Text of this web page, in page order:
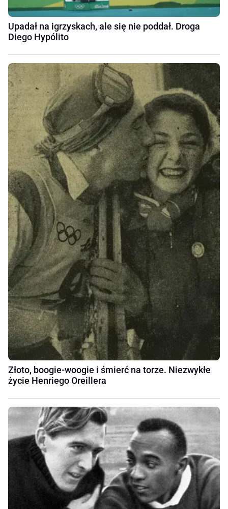
Upadał na igrzyskach, ale się nie poddał. Droga
Diego Hypólito
Złoto, boogie-woogie i śmierć na torze. Niezwykłe
życie Henriego Oreillera